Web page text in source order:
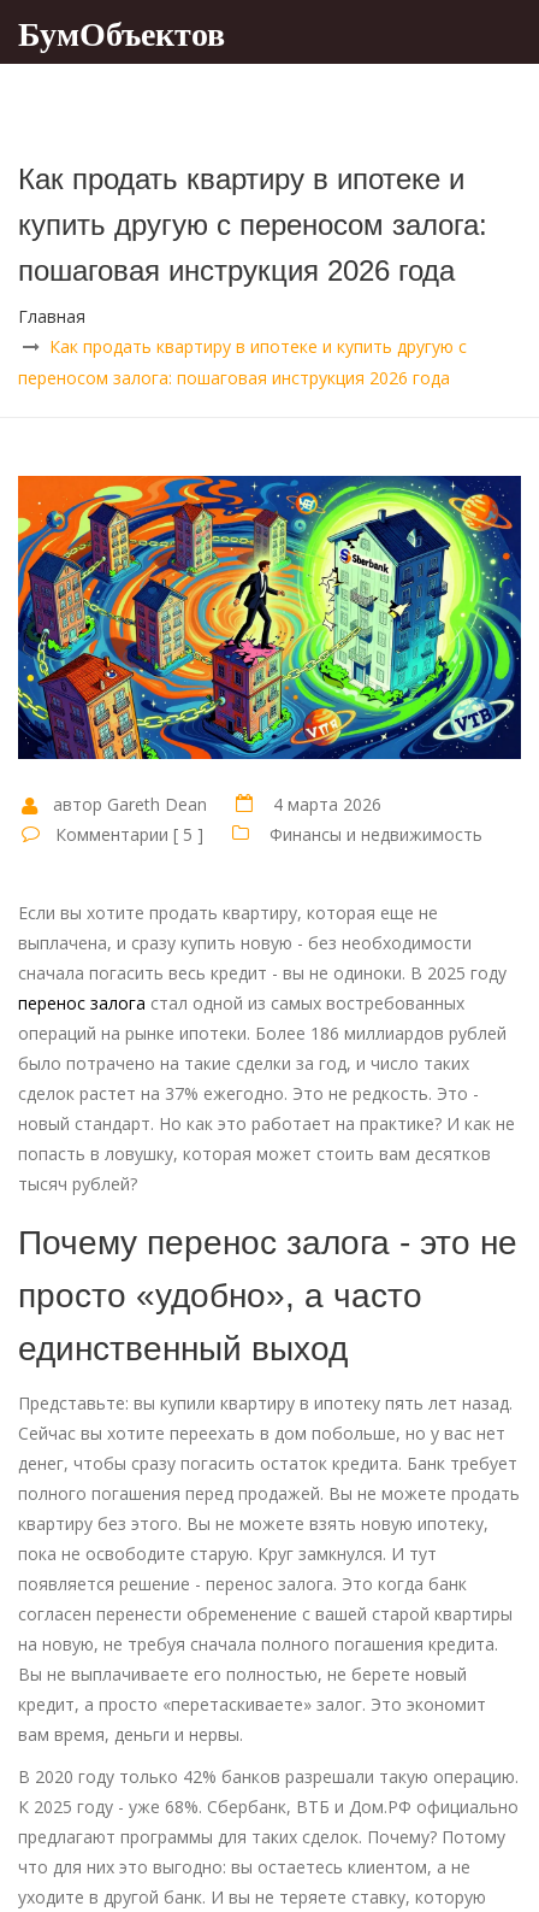
БумОбъектов
Как продать квартиру в ипотеке и
купить другую с переносом залога:
пошаговая инструкция 2026 года
Главная
Как продать квартиру в ипотеке и купить другую с
переносом залога: пошаговая инструкция 2026 года
автор Gareth Dean
4 марта 2026
Комментарии [ 5 ]
Финансы и недвижимость
Если вы хотите продать квартиру, которая еще не
выплачена, и сразу купить новую - без необходимости
сначала погасить весь кредит - вы не одиноки. В 2025 году
перенос залога стал одной из самых востребованных
операций на рынке ипотеки. Более 186 миллиардов рублей
было потрачено на такие сделки за год, и число таких
сделок растет на 37% ежегодно. Это не редкость. Это -
новый стандарт. Но как это работает на практике? И как не
попасть в ловушку, которая может стоить вам десятков
тысяч рублей?
Почему перенос залога - это не
просто «удобно», а часто
единственный выход
Представьте: вы купили квартиру в ипотеку пять лет назад.
Сейчас вы хотите переехать в дом побольше, но у вас нет
денег, чтобы сразу погасить остаток кредита. Банк требует
полного погашения перед продажей. Вы не можете продать
квартиру без этого. Вы не можете взять новую ипотеку,
пока не освободите старую. Круг замкнулся. И тут
появляется решение - перенос залога. Это когда банк
согласен перенести обременение с вашей старой квартиры
на новую, не требуя сначала полного погашения кредита.
Вы не выплачиваете его полностью, не берете новый
кредит, а просто «перетаскиваете» залог. Это экономит
вам время, деньги и нервы.
В 2020 году только 42% банков разрешали такую операцию.
К 2025 году - уже 68%. Сбербанк, ВТБ и Дом.РФ официально
предлагают программы для таких сделок. Почему? Потому
что для них это выгодно: вы остаетесь клиентом, а не
уходите в другой банк. И вы не теряете ставку, которую